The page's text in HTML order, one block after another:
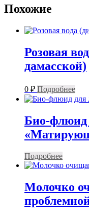
Похожие
Розовая
дамасской)
0 ₽ Подробнее
Био-флюид
Подробнее
Молочко